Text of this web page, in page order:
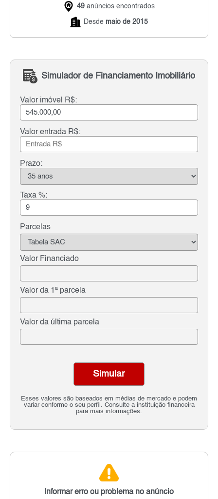
49 anúncios encontrados
Desde maio de 2015
Simulador de Financiamento Imobiliário
Valor imóvel R$:
Valor entrada R$:
Prazo:
Taxa %:
Parcelas
Valor Financiado
Valor da 1ª parcela
Valor da última parcela
Esses valores são baseados em médias de mercado e podem
variar conforme o seu perfil. Consulte a instituição financeira
para mais informações.
Simular
Informar erro ou problema no anúncio